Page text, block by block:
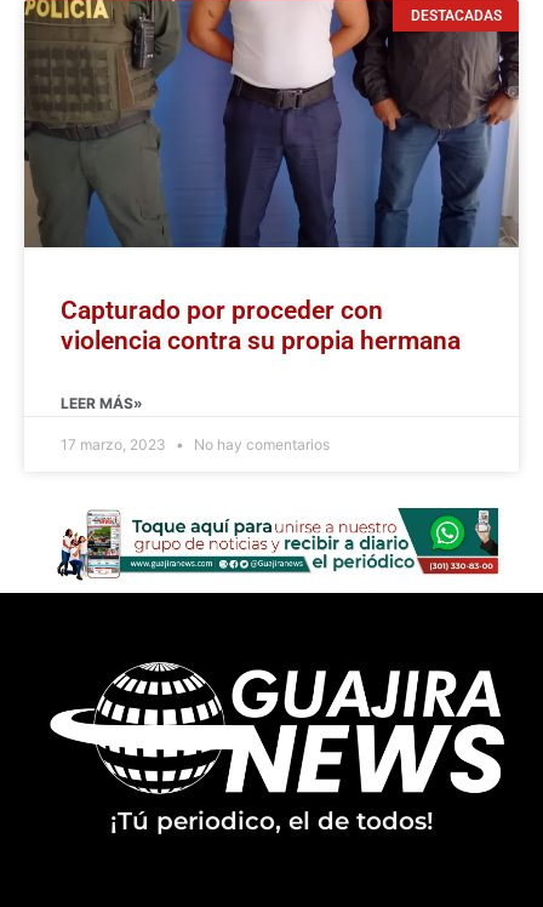
DESTACADAS
Capturado por proceder con
violencia contra su propia hermana
LEER MÁS»
17 marzo, 2023 No hay comentarios
¡Tú periodico, el de todos!